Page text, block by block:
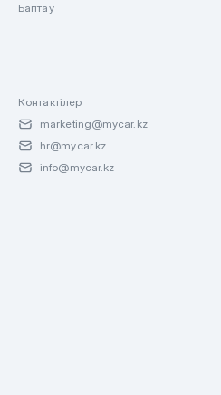
Баптау
Контактілер
marketing@mycar.kz
hr@mycar.kz
info@mycar.kz